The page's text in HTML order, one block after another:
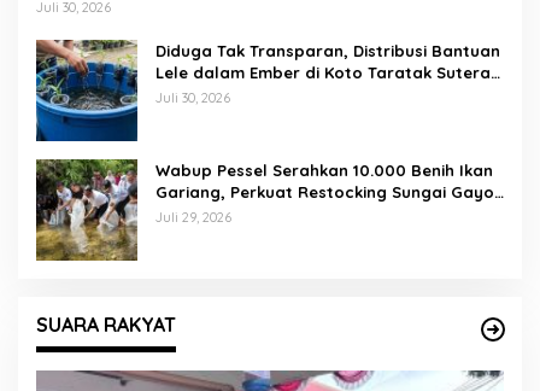
Juli 30, 2026
Diduga Tak Transparan, Distribusi Bantuan
Lele dalam Ember di Koto Taratak Sutera
Tuai Sorotan Warga
Juli 30, 2026
Wabup Pessel Serahkan 10.000 Benih Ikan
Gariang, Perkuat Restocking Sungai Gayo
demi Kelestarian Perairan
Juli 29, 2026
SUARA RAKYAT